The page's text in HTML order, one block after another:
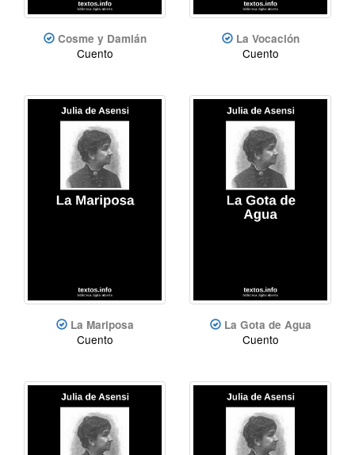
Cosme y Damián
Cuento
La Vocación
Cuento
La Mariposa
Cuento
La Gota de Agua
Cuento